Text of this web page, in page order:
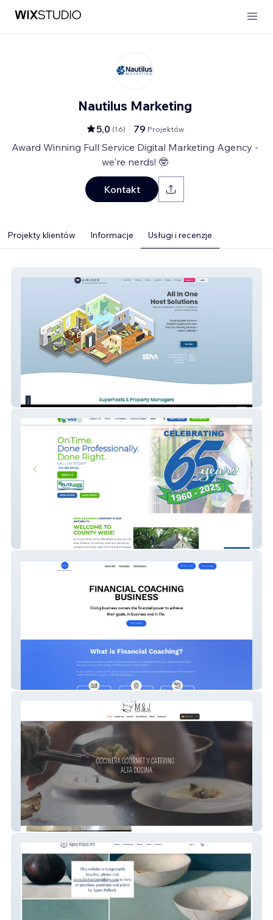
Nautilus Marketing
5,0 (16) 79 Projektów
Award Winning Full Service Digital Marketing Agency -
we're nerds! 🤓
Kontakt
Projekty klientów Informacje Usługi i recenzje
airlinen
County Wide Service
Mind Your Own Money
M J Chef Privado